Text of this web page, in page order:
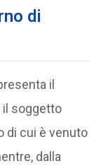
di
il
il soggetto
di cui è venuto
dalla